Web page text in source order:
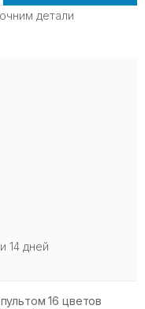
детали
14 дней
16 цветов